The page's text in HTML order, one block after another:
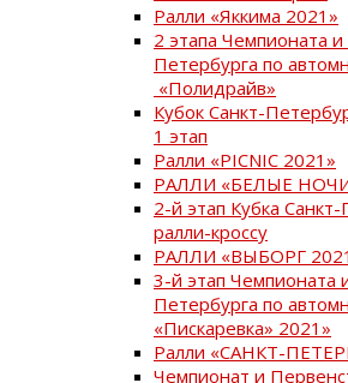
Ралли «Яккима 2021»
2 этапа Чемпионата
Петербурга по
«Полидрайв»
Кубок Санкт-
1 этап
Ралли «PICNIC 2021»
РАЛЛИ «БЕЛЫЕ
2-й этап Кубка
ралли-кроссу
РАЛЛИ «ВЫБОРГ
3-й этап Чемпионата
Петербурга по
«Пискаревка» 2021»
Ралли «САНКТ-
Чемпионат и